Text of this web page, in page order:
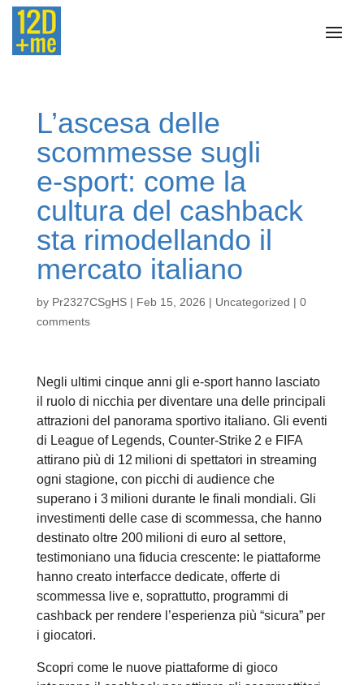
L’ascesa delle
scommesse sugli
e‑sport: come la
cultura del cashback
sta rimodellando il
mercato italiano
by Pr2327CSgHS| Feb 15, 2026 | Uncategorized | 0
comments
Negli ultimi cinque anni gli e‑sport hanno lasciato
il ruolo di nicchia per diventare una delle principali
attrazioni del panorama sportivo italiano. Gli eventi
di League of Legends, Counter‑Strike 2 e FIFA
attirano più di 12 milioni di spettatori in streaming
ogni stagione, con picchi di audience che
superano i 3 milioni durante le finali mondiali. Gli
investimenti delle case di scommessa, che hanno
destinato oltre 200 milioni di euro al settore,
testimoniano una fiducia crescente: le piattaforme
hanno creato interfacce dedicate, offerte di
scommessa live e, soprattutto, programmi di
cashback per rendere l’esperienza più “sicura” per
i giocatori.
Scopri come le nuove piattaforme di gioco